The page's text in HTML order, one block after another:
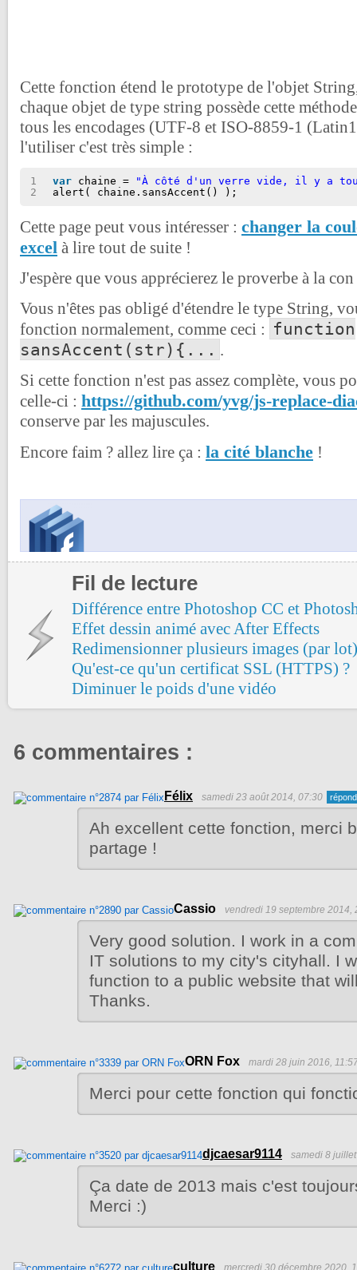
Cette fonction étend le prototype de l'objet
chaque objet de type string possède cette
tous les encodages (UTF-8 et ISO-8859-1
l'utiliser c'est très simple :
1
2
var chaine =
"À côté d'un verre vide, il y a
alert( chaine.sansAccent() );
Cette page peut vous intéresser : changer la
excel à lire tout de suite !
J'espère que vous apprécierez le proverbe à la
Vous n'êtes pas obligé d'étendre le type String,
fonction normalement, comme ceci : function
sansAccent(str){... .
Si cette fonction n'est pas assez complète, vous
celle-ci : https://github.com/yvg/js-replace-
conserve par les majuscules.
Encore faim ? allez lire ça : la cité blanche !
Fil de lecture
Différence entre Photoshop CC et
Effet dessin animé avec After Effects
Redimensionner plusieurs images (par
Qu'est-ce qu'un certificat SSL (HTTPS) ?
Diminuer le poids d'une vidéo
6 commentaires :
Félix samedi 23 août 2014, 07:30
Ah excellent cette fonction, merci
partage !
Cassio vendredi 19 septembre 2014,
Very good solution. I work in a
IT solutions to my city's cityhall. I
function to a public website that
Thanks.
ORN Fox mardi 28 juin 2016,
Merci pour cette fonction qui
djcaesar9114 samedi 8
Ça date de 2013 mais c'est
Merci :)
culture